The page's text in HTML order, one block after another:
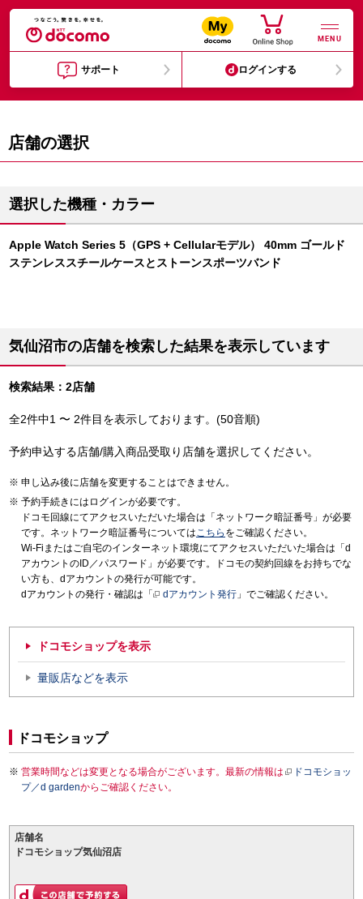
MENU
サポート ログインする
店舗の選択
選択した機種・カラー
Apple Watch Series 5（GPS + Cellularモデル） 40mm ゴールド
ステンレススチールケースとストーンスポーツバンド
気仙沼市の店舗を検索した結果を表示しています
検索結果：2店舗
全2件中1 〜 2件目を表示しております。(50音順)
予約申込する店舗/購入商品受取り店舗を選択してください。
申し込み後に店舗を変更することはできません。
予約手続きにはログインが必要です。
ドコモ回線にてアクセスいただいた場合は「ネットワーク暗証番号」が必要
です。ネットワーク暗証番号についてはこちら をご確認ください。
Wi-Fiまたはご自宅のインターネット環境にてアクセスいただいた場合は「d
アカウントのID／パスワード」が必要です。ドコモの契約回線をお持ちでな
い方も、dアカウントの発行が可能です。
dアカウントの発行・確認は「
dアカウント発行 」でご確認ください。
ドコモショップを表示
量販店などを表示
ドコモショップ
営業時間などは変更となる場合がございます。最新の情報は
ドコモショッ
プ／d gardenからご確認ください。
店舗名
ドコモショップ気仙沼店